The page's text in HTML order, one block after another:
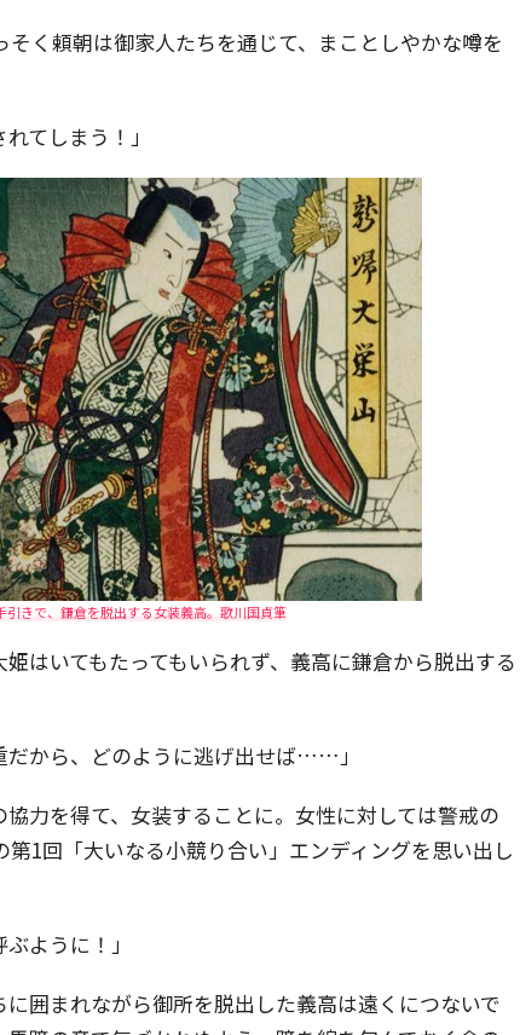
く頼朝は御家人たちを通じて、まことしやかな噂を
てしまう！」
引きで、鎌倉を脱出する女装義高。歌川国貞筆
はいてもたってもいられず、義高に鎌倉から脱出する
だから、どのように逃げ出せば……」
力を得て、女装することに。女性に対しては警戒の
1回「大いなる小競り合い」エンディングを思い出し
ように！」
囲まれながら御所を脱出した義高は遠くにつないで